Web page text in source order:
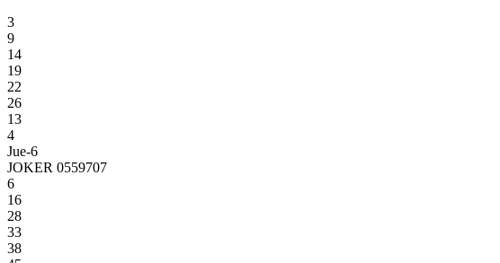
3
9
14
19
22
26
13
4
Jue-6
JOKER 0559707
6
16
28
33
38